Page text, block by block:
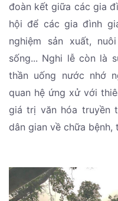
đoàn kết giữa các gia
hội để các gia đình
nghiệm sản xuất,
sống... Nghi lễ còn là
thần uống nước nhớ
quan hệ ứng xử với
giá trị văn hóa truyền
dân gian về chữa bệnh,